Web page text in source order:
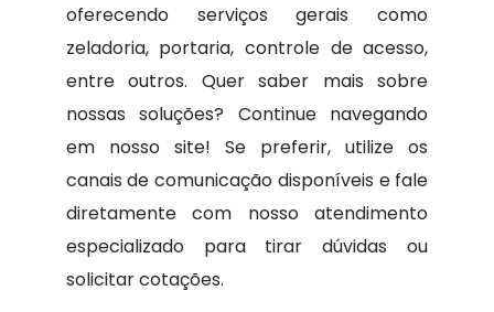
oferecendo serviços gerais como
zeladoria, portaria, controle de acesso,
entre outros. Quer saber mais sobre
nossas soluções? Continue navegando
em nosso site! Se preferir, utilize os
canais de comunicação disponíveis e fale
diretamente com nosso atendimento
especializado para tirar dúvidas ou
solicitar cotações.